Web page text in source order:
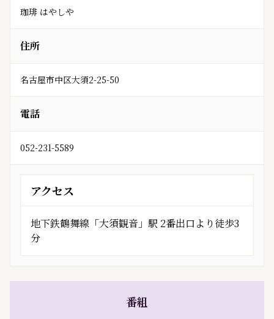
珈琲 はやしや
住所
名古屋市中区大須2-25-50
電話
052-231-5589
アクセス
地下鉄鶴舞線「大須観音」駅 2番出口より徒歩3
分
番組